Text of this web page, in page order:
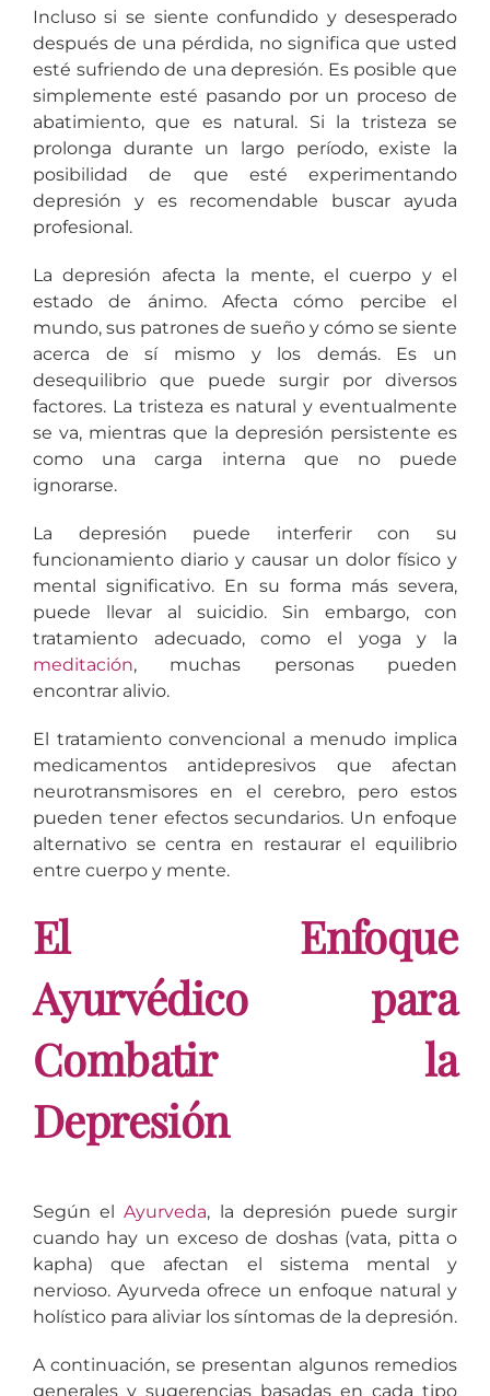
Incluso si se siente confundido y desesperado
después de una pérdida, no significa que usted
esté sufriendo de una depresión. Es posible que
simplemente esté pasando por un proceso de
abatimiento, que es natural. Si la tristeza se
prolonga durante un largo período, existe la
posibilidad de que esté experimentando
depresión y es recomendable buscar ayuda
profesional.
La depresión afecta la mente, el cuerpo y el
estado de ánimo. Afecta cómo percibe el
mundo, sus patrones de sueño y cómo se siente
acerca de sí mismo y los demás. Es un
desequilibrio que puede surgir por diversos
factores. La tristeza es natural y eventualmente
se va, mientras que la depresión persistente es
como una carga interna que no puede
ignorarse.
La depresión puede interferir con su
funcionamiento diario y causar un dolor físico y
mental significativo. En su forma más severa,
puede llevar al suicidio. Sin embargo, con
tratamiento adecuado, como el yoga y la
meditación, muchas personas pueden
encontrar alivio.
El tratamiento convencional a menudo implica
medicamentos antidepresivos que afectan
neurotransmisores en el cerebro, pero estos
pueden tener efectos secundarios. Un enfoque
alternativo se centra en restaurar el equilibrio
entre cuerpo y mente.
El Enfoque
Ayurvédico para
Combatir la
Depresión
Según elAyurveda, la depresión puede surgir
cuando hay un exceso de doshas (vata, pitta o
kapha) que afectan el sistema mental y
nervioso. Ayurveda ofrece un enfoque natural y
holístico para aliviar los síntomas de la depresión.
A continuación, se presentan algunos remedios
generales y sugerencias basadas en cada tipo